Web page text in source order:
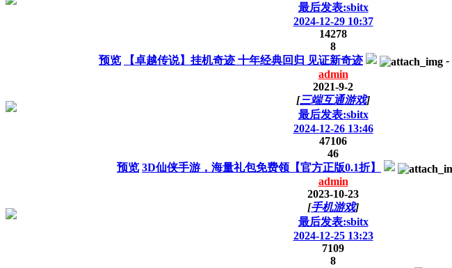
最后发表:sbitx
2024-12-29 10:37
14278
8
预览
【卓越传说】挂机奇迹 十年经典回归 见证新奇迹 -
admin
2021-9-2
[三端互通游戏]
最后发表:sbitx
2024-12-26 13:46
47106
46
预览 3D仙侠手游，海量礼包免费领【官方正版0.1折】
admin
2023-10-23
[手机游戏]
最后发表:sbitx
2024-12-25 13:23
7109
8